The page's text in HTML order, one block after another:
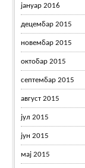
јануар 2016
децембар 2015
новембар 2015
октобар 2015
септембар 2015
август 2015
јул 2015
јун 2015
мај 2015